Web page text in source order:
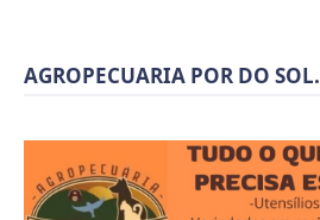
AGROPECUARIA POR DO SOL.